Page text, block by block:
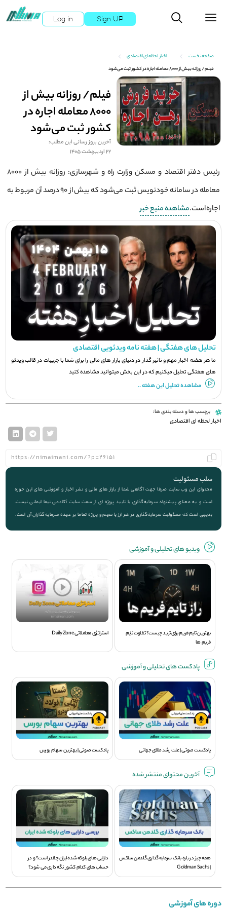
Log in Sign UP
صفحه نخست
اخبار لحظه ای اقتصادی
فیلم/ روزانه بیش از ۸۰۰۰ معامله اجاره در کشور ثبت می‌شود
فیلم/ روزانه بیش از
۸۰۰۰ معامله اجاره در
کشور ثبت می‌شود
آخرین بروز رسانی این مطلب:
22 اردیبهشت 1405
رئیس دفتر اقتصاد و مسکن وزارت راه و شهرسازی: روزانه بیش از ۸۰۰۰
معامله در سامانه خودنویس ثبت می‌شود که بیش از ۹۰ درصد آن مربوط به
اجاره است.مشاهده منبع خبر
تحلیل های هفتگی | هفته نامه ویدئویی اقتصادی
ما هر هفته اخبار مهم و تاثیر گذار در دنیای بازار های مالی را برای شما با جزيیات در قالب ویدئو
های هفتگی تحلیل میکنیم که در این بخش میتوانید مشاهده کنید
مشاهده تحلیل این هفته ..
برچسب ها و دسته بندی ها:
اخبار لحظه ای اقتصادی
سلب مسئولیت
محتوای این وب سایت صرفا جهت آگاهی شما از بازار های مالی و نشر اخبار و آموزشی های این حوزه
است و به معنای پیشنهاد سرمایه‌گذاری یا تایید پروژه ای از سمت سایت آکادمی نیما ایمانی نیست.
بدیهی است که مسئولیت سرمایه‌گذاری در هر ارز یا سهم و پروژه تماما بر عهده سرمایه‌گذاران آن است.
ویديو های تحلیلی و آموزشی
بهترین تایم فریم برای ترید چیست؟ تفاوت تایم
فریم ها
استراتژی معاملاتی Daily Zone
پادکست های تحلیلی و آموزشی
پادکست صوتی | علت رشد طلای جهانی پادکست صوتی | بهترین سهام بورس
آخرین محتوای منتشر شده
همه چیز درباره بانک سرمایه گذاری گلدمن ساکس
| Goldman Sachs
دارایی های بلوکه شده ایران چقدر است؟ و در
حساب های کدام کشور نگه داری می شود؟
دوره های آموزشی